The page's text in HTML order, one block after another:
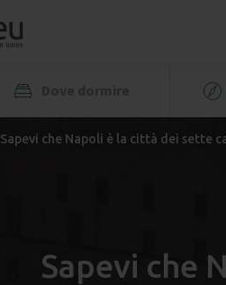
Sapevi che Napoli è la città dei sette
Sapevi che